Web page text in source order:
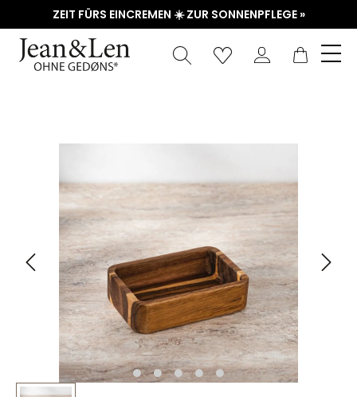
ZEIT FÜRS EINCREMEN ☀️ ZUR SONNENPFLEGE »